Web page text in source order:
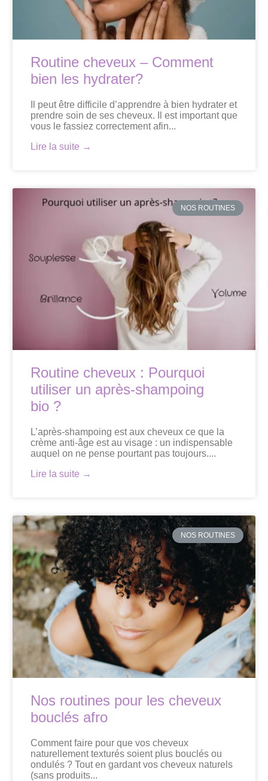
Routine cheveux – Comment
bien les hydrater?
Il peut être difficile d’apprendre à bien hydrater et
prendre soin de ses cheveux. Il est important que
vous le fassiez correctement afin...
Lire la suite →
Routine cheveux : Pourquoi
utiliser un après-shampoing
bio ?
L’après-shampoing est aux cheveux ce que la
crème anti-âge est au visage : un indispensable
auquel on ne pense pourtant pas toujours....
NOS ROUTINES
Lire la suite →
Nos routines pour les cheveux
bouclés afro
Comment faire pour que vos cheveux
naturellement texturés soient plus bouclés ou
ondulés ? Tout en gardant vos cheveux naturels
(sans produits...
NOS ROUTINES